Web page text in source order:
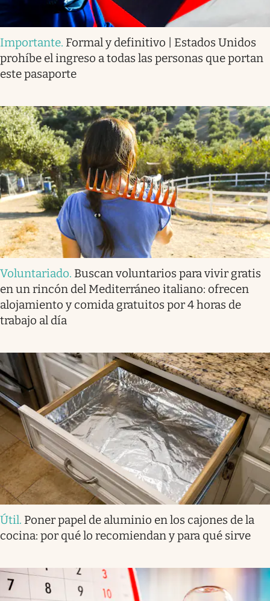
Importante. Formal y definitivo | Estados Unidos
prohíbe el ingreso a todas las personas que portan
este pasaporte
Voluntariado. Buscan voluntarios para vivir gratis
en un rincón del Mediterráneo italiano: ofrecen
alojamiento y comida gratuitos por 4 horas de
trabajo al día
Útil. Poner papel de aluminio en los cajones de la
cocina: por qué lo recomiendan y para qué sirve